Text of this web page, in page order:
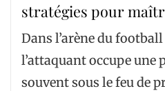
stratégies pour
Dans l’arène du
l’attaquant occupe une
souvent sous le feu de